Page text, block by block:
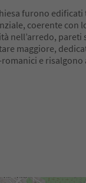
furono edificati
coerente con
nell’arredo, pareti
maggiore,
e risalgono